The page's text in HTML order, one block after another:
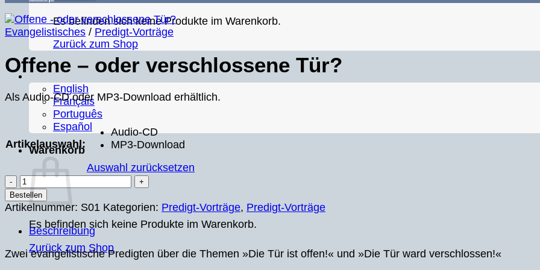
Es befinden sich keine Produkte im Warenkorb.
Zurück zum Shop
English
Français
Português
Español
Warenkorb
Es befinden sich keine Produkte im Warenkorb.
Zurück zum Shop
Evangelistisches / Predigt-Vorträge
Offene – oder verschlossene Tür?
Als Audio-CD oder MP3-Download erhältlich.
Artikelauswahl:
Audio-CD
MP3-Download
Auswahl zurücksetzen
Offene
-
oder
verschlossene
Tür?
Menge
Bestellen
Artikelnummer: S01 Kategorien: Predigt-Vorträge, Predigt-Vorträge
Beschreibung
Zwei evangelistische Predigten über die Themen »Die Tür ist offen!« und »Die Tür ward verschlossen!«